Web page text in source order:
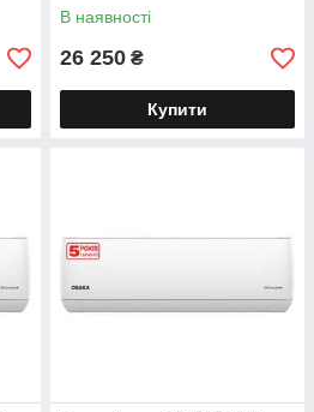
В наявності
26 250 ₴
Купити